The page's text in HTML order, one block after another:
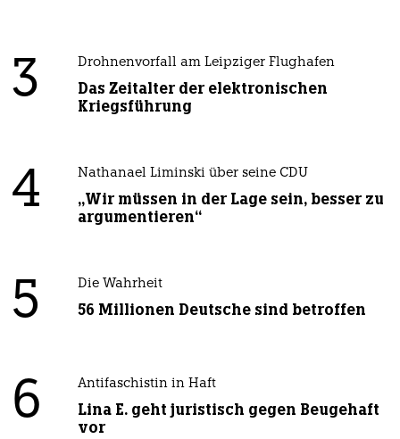
3 Drohnenvorfall am Leipziger Flughafen
Das Zeitalter der elektronischen
Kriegsführung
4 Nathanael Liminski über seine CDU
„Wir müssen in der Lage sein, besser zu
argumentieren“
5 Die Wahrheit
56 Millionen Deutsche sind betroffen
6 Antifaschistin in Haft
Lina E. geht juristisch gegen Beugehaft
vor